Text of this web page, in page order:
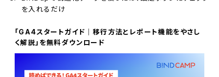
を入れるだけ
「GA4スタートガイド｜移行方法とレポート機能をやさし
く解説」を無料ダウンロード